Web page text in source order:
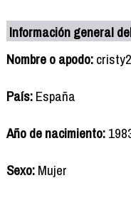
Información general
Nombre o apodo:
País:España
Año de nacimiento:
Sexo:Mujer